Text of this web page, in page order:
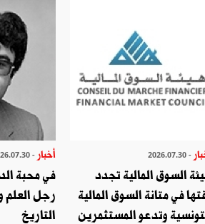
- 2026.07.30
السوق المالية تجدد
في متانة السوق المالية
وتدعو المستثمرين
أخبار - 2026.07.30
في محبة
رجل العلم
التاريخ